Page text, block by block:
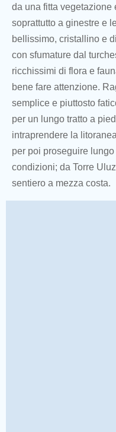
da una fitta vegetazione
soprattutto a ginestre e
bellissimo, cristallino e
con sfumature dal
ricchissimi di flora e
bene fare attenzione.
semplice e piuttosto
per un lungo tratto a
intraprendere la
per poi proseguire
condizioni; da Torre
sentiero a mezza costa.